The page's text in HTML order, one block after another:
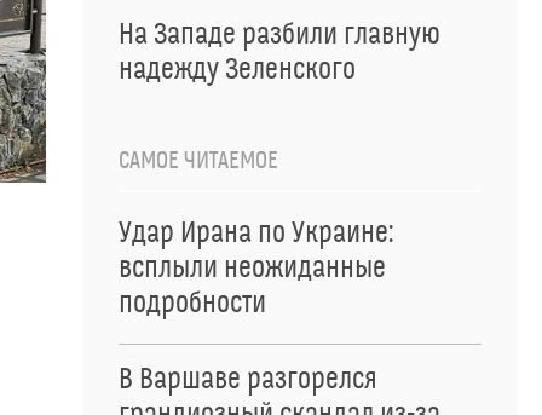
На Западе разбили главную
надежду Зеленского
САМОЕ ЧИТАЕМОЕ
Удар Ирана по Украине:
всплыли неожиданные
подробности
В Варшаве разгорелся